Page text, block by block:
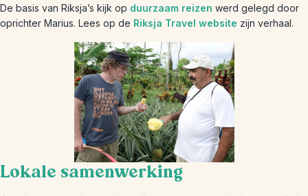
De basis van Riksja’s kijk op duurzaam reizen werd gelegd door
oprichter Marius. Lees op de Riksja Travel website zijn verhaal.
Lokale samenwerking